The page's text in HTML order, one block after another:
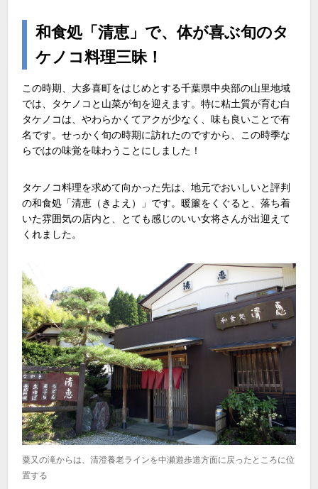
和食処「清恵」で、体が喜ぶ旬のタ
ケノコ料理三昧！
この時期、大多喜町をはじめとする千葉県中央部の山里地域
では、タケノコと山菜が旬を迎えます。特に粘土質が育む白
タケノコは、やわらかくてアクが少なく、味も良いことで有
名です。せっかく旬の時期に訪れたのですから、この時季な
らではの味覚を味わうことにしました！
タケノコ料理を求めて向かった先は、地元でおいしいと評判
の和食処「清恵（きよえ）」です。暖簾をくぐると、落ち着
いた雰囲気の店内と、とても感じのいい女将さんが出迎えて
くれました。
粟又の滝からは、清澄養老ラインを中瀬遊歩道方面に戻ったところに位
置する